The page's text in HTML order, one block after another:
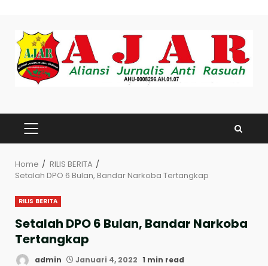
content
PRIMARY
MENU
Home
RILIS BERITA
Setalah DPO 6 Bulan, Bandar Narkoba Tertangkap
RILIS BERITA
Setalah DPO 6 Bulan, Bandar Narkoba
Tertangkap
admin Januari 4, 2022 1 min read